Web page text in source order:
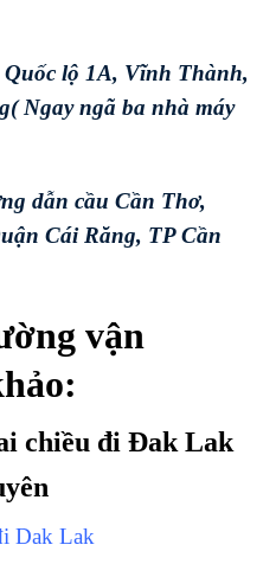
lộ 1A, Vĩnh Thành,
Ngay ngã ba nhà máy
dẫn cầu Cần Thơ,
Cái Răng, TP Cần
vận
chiều đi Đak Lak
Dak Lak